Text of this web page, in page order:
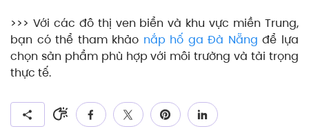
>>> Với các đô thị ven biển và khu vực miền Trung,
bạn có thể tham khảo nắp hố ga Đà Nẵng để lựa
chọn sản phẩm phù hợp với môi trường và tải trọng
thực tế.